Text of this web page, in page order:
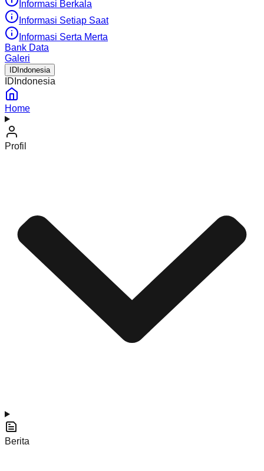
Informasi Berkala
Informasi Setiap Saat
Informasi Serta Merta
Bank Data
Galeri
ID Indonesia
ID Indonesia
Home
Profil
Berita